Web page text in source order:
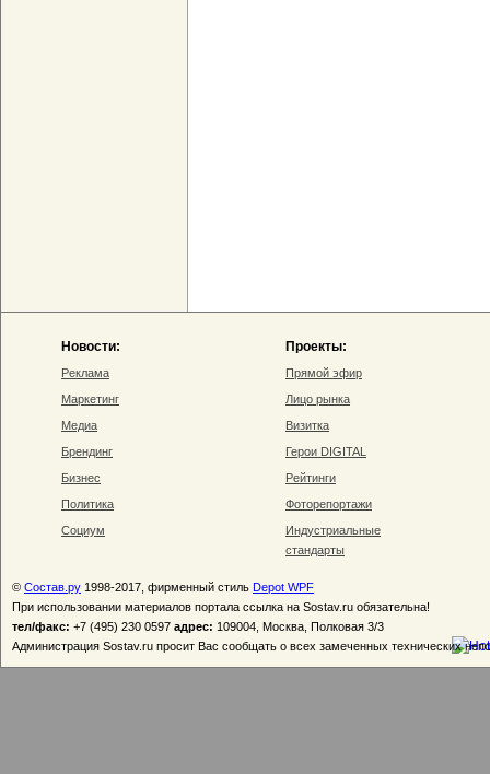
Новости:
Реклама
Маркетинг
Медиа
Брендинг
Бизнес
Политика
Социум
Проекты:
Прямой эфир
Лицо рынка
Визитка
Герои DIGITAL
Рейтинги
Фоторепортажи
Индустриальные
стандарты
© Состав.ру 1998-2017, фирменный стиль Depot WPF
При использовании материалов портала ссылка на Sostav.ru обязательна!
тел/факс: +7 (495) 230 0597 адрес: 109004, Москва, Полковая 3/3
Администрация Sostav.ru просит Вас сообщать о всех замеченных технических